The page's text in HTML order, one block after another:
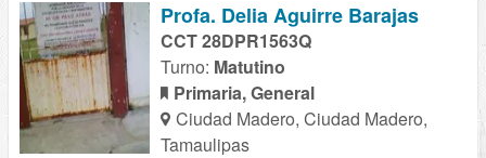
Profa. Delia Aguirre Barajas
CCT 28DPR1563Q
Turno: Matutino
Primaria, General
Ciudad Madero, Ciudad Madero,
Tamaulipas